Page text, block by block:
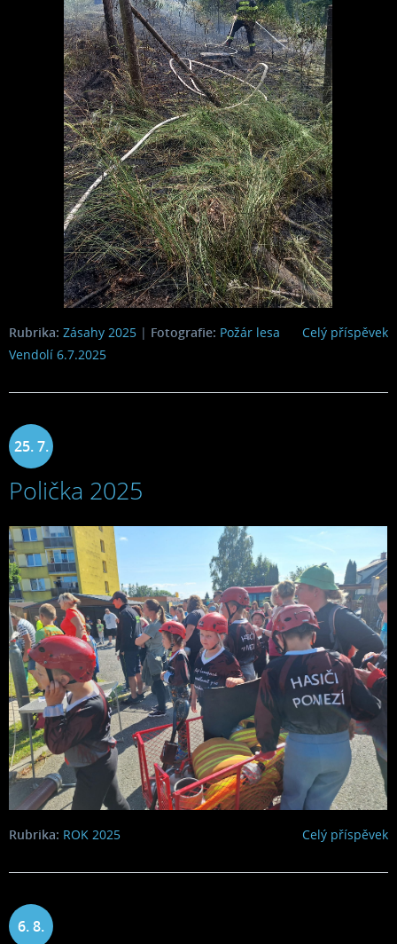
Celý příspěvek
Rubrika: Zásahy 2025 | Fotografie: Požár lesa
Vendolí 6.7.2025
25. 7.
2025
Polička 2025
Celý příspěvek
Rubrika: ROK 2025
6. 8.